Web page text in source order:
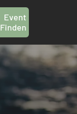
Event
Finden